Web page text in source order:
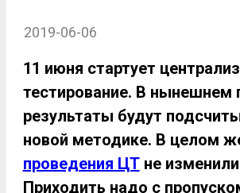
2019-06-06
11 июня стартует
тестирование. В нынешнем
результаты будут
новой методике. В целом
проведения ЦТне
Приходить надо с